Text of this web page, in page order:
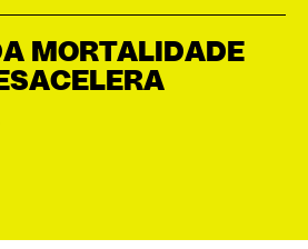
MORTALIDADE